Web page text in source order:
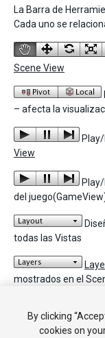
La Barra de
Cada uno se
Scene View
– afecta la
View
del
todas las Vistas
mostrados en el
todas las Vistas
By clicking
cookies on